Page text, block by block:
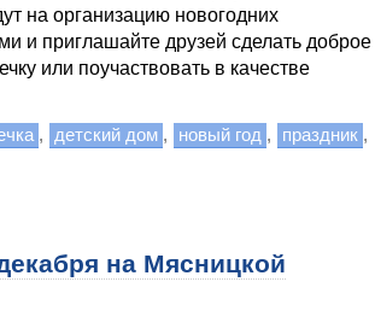
на организацию новогодних
и приглашайте друзей сделать доброе
или поучаствовать в качестве
, детский дом , новый год , праздник ,
на Мясницкой